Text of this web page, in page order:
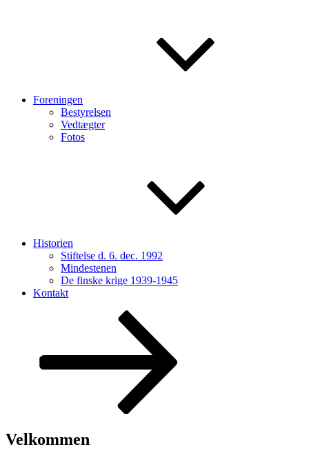
Foreningen
Bestyrelsen
Vedtægter
Fotos
Historien
Stiftelse d. 6. dec. 1992
Mindestenen
De finske krige 1939-1945
Kontakt
Velkommen